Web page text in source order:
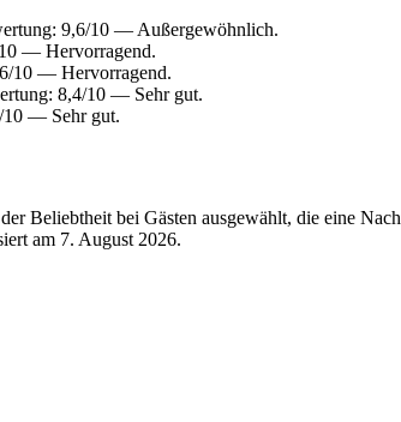
9,6/10 — Außergewöhnlich.
— Hervorragend.
10 — Hervorragend.
8,4/10 — Sehr gut.
10 — Sehr gut.
Beliebtheit bei Gästen ausgewählt, die eine
am 7. August 2026.